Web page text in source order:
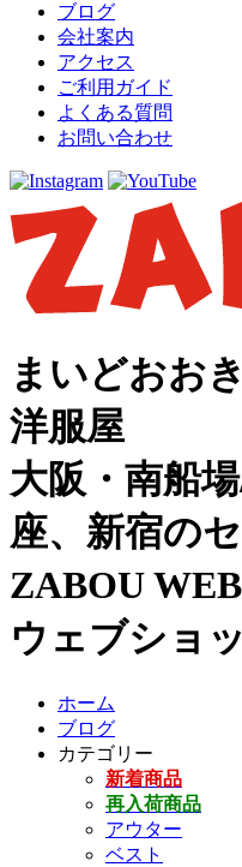
ブログ
会社案内
アクセス
ご利用ガイド
よくある質問
お問い合わせ
まいどおお
洋服屋
大阪・南船
座、新宿の
ZABOU
ウェブショッ
ホーム
ブログ
カテゴリー
新着商品
再入荷商品
アウター
ベスト